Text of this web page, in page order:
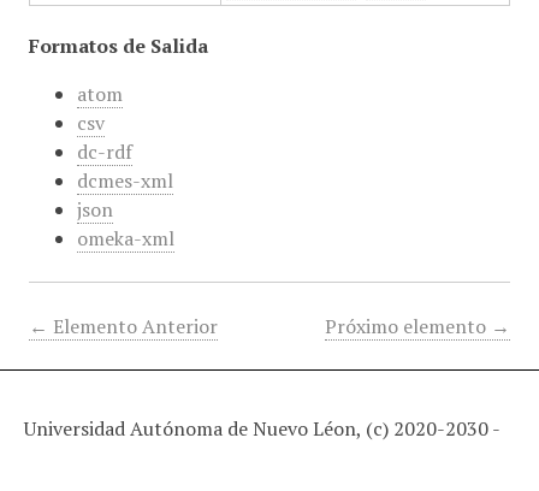
Formatos de Salida
atom
csv
dc-rdf
dcmes-xml
json
omeka-xml
← Elemento Anterior Próximo elemento →
Universidad Autónoma de Nuevo Léon, (c) 2020-2030 -